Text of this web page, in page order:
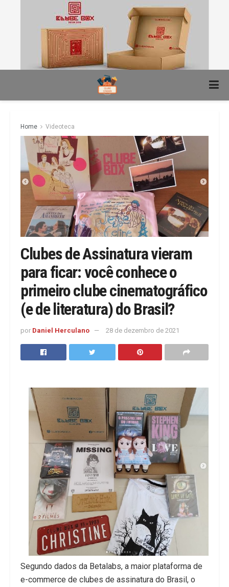
Home Videoteca
Clubes de Assinatura vieram
para ficar: você conhece o
primeiro clube cinematográfico
(e de literatura) do Brasil?
por Daniel Herculano 28 de dezembro de 2021
Segundo dados da Betalabs, a maior plataforma de
e-commerce de clubes de assinatura do Brasil, o